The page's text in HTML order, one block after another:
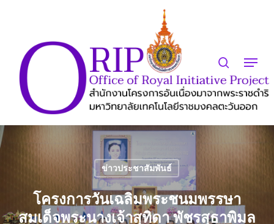
content
Menu
ข่าวประชาสัมพันธ์
โครงการวันเฉลิมพระชนมพรรษา
สมเด็จพระนางเจ้าสุทิดา พัชรสุธาพิมล